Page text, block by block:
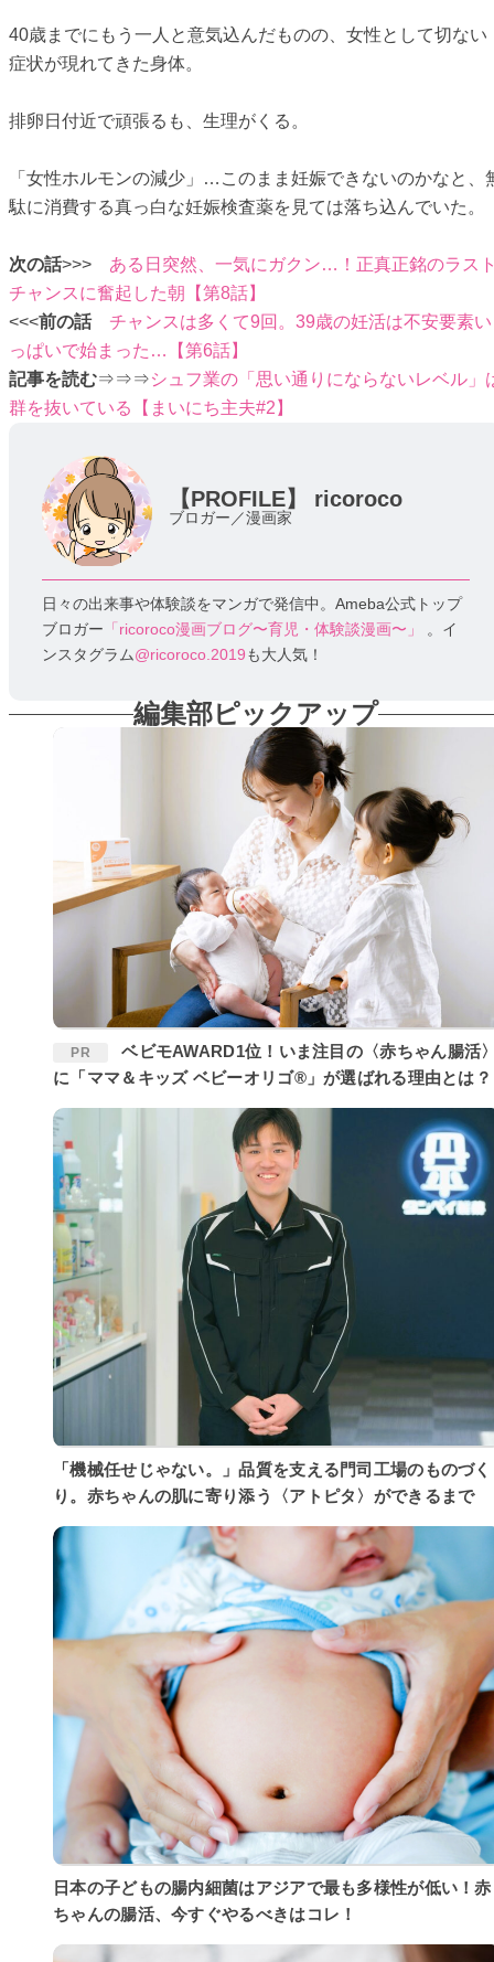
40歳までにもう一人と意気込んだものの、女性として切ない
症状が現れてきた身体。
排卵日付近で頑張るも、生理がくる。
「女性ホルモンの減少」…このまま妊娠できないのかなと、
駄に消費する真っ白な妊娠検査薬を見ては落ち込んでいた。
次の話>>> ある日突然、一気にガクン…！正真正銘のラス
チャンスに奮起した朝【第8話】
<<<前の話 チャンスは多くて9回。39歳の妊活は不安要素い
っぱいで始まった…【第6話】
記事を読む⇒⇒⇒シュフ業の「思い通りにならないレベル」
群を抜いている【まいにち主夫#2】
【PROFILE】 ricoroco
ブロガー／漫画家
日々の出来事や体験談をマンガで発信中。Ameba公式トップ
ブロガー 「ricoroco漫画ブログ〜育児・体験談漫画〜」
。イ
ンスタグラム@ricoroco.2019も大人気！
編集部ピックアップ
PR
ベビモAWARD1位！いま注目の〈赤ちゃん腸活〉
に「ママ＆キッズ ベビーオリゴ®」が選ばれる理由とは？
「機械任せじゃない。」品質を支える門司工場のものづく
り。赤ちゃんの肌に寄り添う〈アトピタ〉ができるまで
日本の子どもの腸内細菌はアジアで最も多様性が低い！赤
ちゃんの腸活、今すぐやるべきはコレ！